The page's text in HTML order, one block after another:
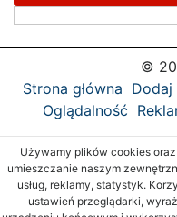
©
Strona główna
Oglądalność
Używamy plików cookies
umieszczanie naszym
usług, reklamy, statystyk.
ustawień przeglądarki,